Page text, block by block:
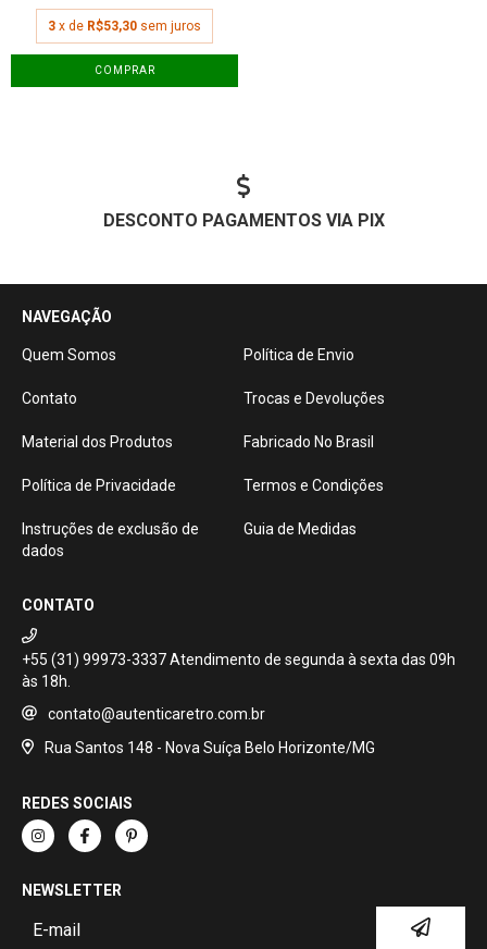
3 x de R$53,30 sem juros
COMPRAR
DESCONTO PAGAMENTOS VIA PIX
NAVEGAÇÃO
Quem Somos Política de Envio
Contato Trocas e Devoluções
Material dos Produtos Fabricado No Brasil
Política de Privacidade Termos e Condições
Instruções de exclusão de
dados
Guia de Medidas
CONTATO
+55 (31) 99973-3337
contato@autenticaretro.com.br
Rua Santos 148 - Nova Suíça Belo Horizonte/MG
REDES SOCIAIS
NEWSLETTER